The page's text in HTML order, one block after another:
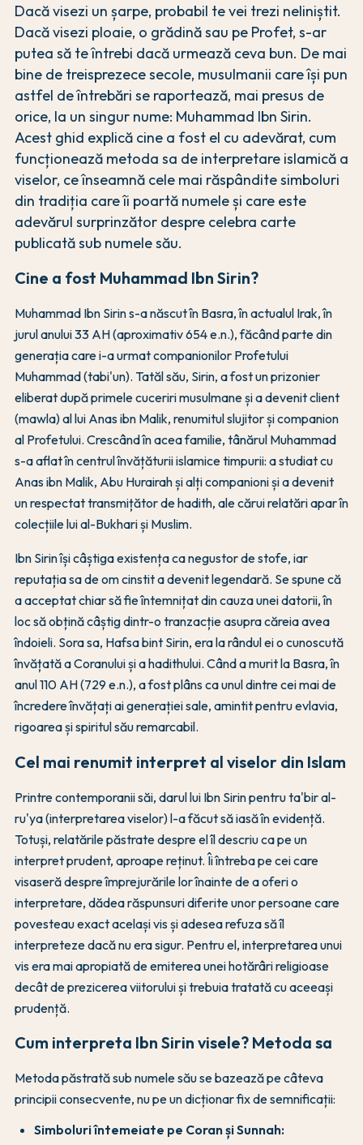
Dacă visezi un șarpe, probabil te vei trezi neliniștit.
Dacă visezi ploaie, o grădină sau pe Profet, s-ar
putea să te întrebi dacă urmează ceva bun. De mai
bine de treisprezece secole, musulmanii care își pun
astfel de întrebări se raportează, mai presus de
orice, la un singur nume: Muhammad Ibn Sirin.
Acest ghid explică cine a fost el cu adevărat, cum
funcționează metoda sa de interpretare islamică a
viselor, ce înseamnă cele mai răspândite simboluri
din tradiția care îi poartă numele și care este
adevărul surprinzător despre celebra carte
publicată sub numele său.
Cine a fost Muhammad Ibn Sirin?
Muhammad Ibn Sirin s-a născut în Basra, în actualul Irak, în
jurul anului 33 AH (aproximativ 654 e.n.), făcând parte din
generația care i-a urmat companionilor Profetului
Muhammad (tabi'un). Tatăl său, Sirin, a fost un prizonier
eliberat după primele cuceriri musulmane și a devenit client
(mawla) al lui Anas ibn Malik, renumitul slujitor și companion
al Profetului. Crescând în acea familie, tânărul Muhammad
s-a aflat în centrul învățăturii islamice timpurii: a studiat cu
Anas ibn Malik, Abu Hurairah și alți companioni și a devenit
un respectat transmițător de hadith, ale cărui relatări apar în
colecțiile lui al-Bukhari și Muslim.
Ibn Sirin își câștiga existența ca negustor de stofe, iar
reputația sa de om cinstit a devenit legendară. Se spune că
a acceptat chiar să fie întemnițat din cauza unei datorii, în
loc să obțină câștig dintr-o tranzacție asupra căreia avea
îndoieli. Sora sa, Hafsa bint Sirin, era la rândul ei o cunoscută
învățată a Coranului și a hadithului. Când a murit la Basra, în
anul 110 AH (729 e.n.), a fost plâns ca unul dintre cei mai de
încredere învățați ai generației sale, amintit pentru evlavia,
rigoarea și spiritul său remarcabil.
Cel mai renumit interpret al viselor din Islam
Printre contemporanii săi, darul lui Ibn Sirin pentru ta'bir al-
ru'ya (interpretarea viselor) l-a făcut să iasă în evidență.
Totuși, relatările păstrate despre el îl descriu ca pe un
interpret prudent, aproape reținut. Îi întreba pe cei care
visaseră despre împrejurările lor înainte de a oferi o
interpretare, dădea răspunsuri diferite unor persoane care
povesteau exact același vis și adesea refuza să îl
interpreteze dacă nu era sigur. Pentru el, interpretarea unui
vis era mai apropiată de emiterea unei hotărâri religioase
decât de prezicerea viitorului și trebuia tratată cu aceeași
prudență.
Cum interpreta Ibn Sirin visele? Metoda sa
Metoda păstrată sub numele său se bazează pe câteva
principii consecvente, nu pe un dicționar fix de semnificații:
Simboluri întemeiate pe Coran și Sunnah: